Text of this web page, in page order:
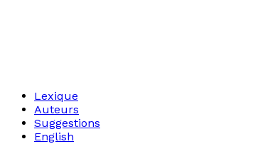
Lexique
Auteurs
Suggestions
English